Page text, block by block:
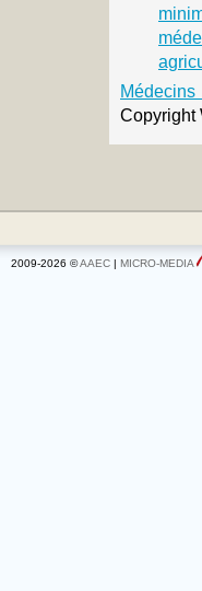
Copyright
2009-2026 ©AAEC | MICRO-MEDIA